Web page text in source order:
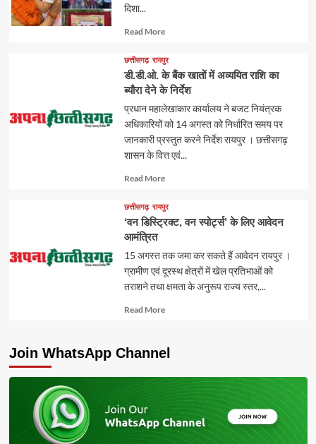
दिशा...
Read MoreRead
about
छत्तीसगढ़ रायपुर
डी.डी.ओ. के बैंक खातों में अव्ययित राशि का
ब्यौरा देने के निर्देश
प्रधान महालेखाकार कार्यालय ने बजट नियंत्रक
अधिकारियों को 14 अगस्त को निर्धारित समय पर
जानकारी प्रस्तुत करने निर्देश रायपुर । छत्तीसगढ़
शासन के वित्त एवं...
Read MoreRead
about
छत्तीसगढ़ रायपुर
‘वन डिस्ट्रिक्ट, वन स्पोर्ट्स’ के लिए आवेदन
आमंत्रित
15 अगस्त तक जमा कर सकते हैं आवेदन रायपुर ।
ग्रामीण एवं दूरस्थ क्षेत्रों में खेल प्रतिभाओं को
तराशने तथा क्षमता के अनुरूप राज्य स्तर,...
Read MoreRead
Join WhatsApp Channel